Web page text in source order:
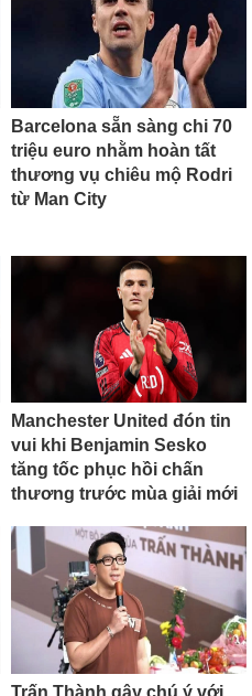
Barcelona sẵn sàng chi 70
triệu euro nhằm hoàn tất
thương vụ chiêu mộ Rodri
từ Man City
Manchester United đón tin
vui khi Benjamin Sesko
tăng tốc phục hồi chấn
thương trước mùa giải mới
Trấn Thành gây chú ý với